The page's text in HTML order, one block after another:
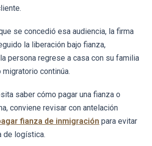
se concedió esa audiencia, la firma
la liberación bajo fianza,
persona regrese a casa con su familia
continúa.
saber cómo pagar una fianza o
conviene revisar con antelación
fianza de inmigración para evitar
de logística.